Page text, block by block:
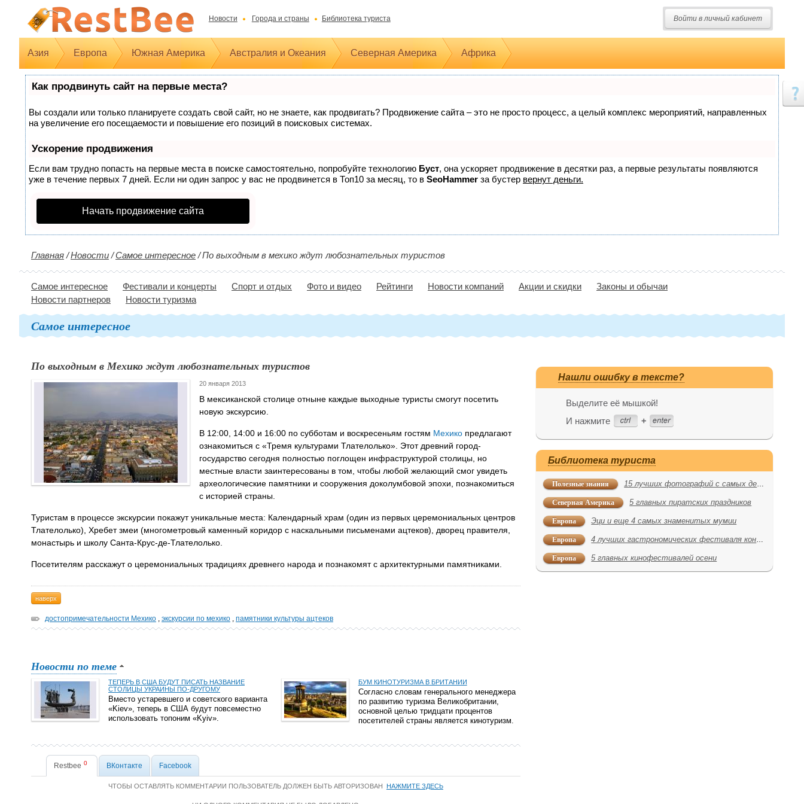
Новости Города и страны Библиотека туриста Войти в личный кабинет
Азия Европа Южная Америка Австралия и Океания Северная Америка Африка
Как продвинуть сайт на первые места?
Вы создали или только планируете создать свой сайт, но не знаете, как продвигать? Продвижение сайта – это не просто процесс, а целый комплекс мероприятий, направленных
на увеличение его посещаемости и повышение его позиций в поисковых системах.
Ускорение продвижения
Если вам трудно попасть на первые места в поиске самостоятельно, попробуйте технологию Буст, она ускоряет продвижение в десятки раз, а первые результаты появляются
уже в течение первых 7 дней. Если ни один запрос у вас не продвинется в Топ10 за месяц, то в SeoHammer за бустер вернут деньги.
Начать продвижение сайта
Главная /Новости /Самое интересное /По выходным в мехико ждут любознательных туристов
Самое интересное Фестивали и концерты Спорт и отдых Фото и видео Рейтинги Новости компаний Акции и скидки
Законы и обычаи
Новости партнеров
Новости туризма
Самое интересное
По выходным в Мехико ждут любознательных туристов
20 января 2013
В мексиканской столице отныне каждые выходные туристы смогут посетить
новую экскурсию.
В 12:00, 14:00 и 16:00 по субботам и воскресеньям гостям Мехико предлагают
ознакомиться с «Тремя культурами Тлателолько». Этот древний город-
государство сегодня полностью поглощен инфраструктурой столицы, но
местные власти заинтересованы в том, чтобы любой желающий смог увидеть
археологические памятники и сооружения доколумбовой эпохи, познакомиться
с историей страны.
Туристам в процессе экскурсии покажут уникальные места: Календарный храм (один из первых церемониальных центров
Тлателолько), Хребет змеи (многометровый каменный коридор с наскальными письменами ацтеков), дворец правителя,
монастырь и школу Санта-Крус-де-Тлателолько.
Посетителям расскажут о церемониальных традициях древнего народа и познакомят с архитектурными памятниками.
наверх
достопримечательности Мехико , экскурсии по мехико , памятники культуры ацтеков
Новости по теме
ТЕПЕРЬ В США БУДУТ ПИСАТЬ НАЗВАНИЕ
СТОЛИЦЫ УКРАИНЫ ПО-ДРУГОМУ
Вместо устаревшего и советского варианта
«Kiev», теперь в США будут повсеместно
использовать топоним «Kyiv».
БУМ КИНОТУРИЗМА В БРИТАНИИ
Согласно словам генерального менеджера
по развитию туризма Великобритании,
основной целью тридцати процентов
посетителей страны является кинотуризм.
Restbee 0 ВКонтакте Facebook
ЧТОБЫ ОСТАВЛЯТЬ КОММЕНТАРИИ ПОЛЬЗОВАТЕЛЬ ДОЛЖЕН БЫТЬ АВТОРИЗОВАН НАЖМИТЕ ЗДЕСЬ
Нашли ошибку в тексте?
Выделите её мышкой!
И нажмите
Библиотека туриста
Полезные знания 15 лучших фотографий с самых дерзких акций Greenpeace последних лет
Северная Америка 5 главных пиратских праздников
Европа Эци и еще 4 самых знаменитых мумии
Европа 4 лучших гастрономических фестиваля конца сентября
Европа 5 главных кинофестивалей осени